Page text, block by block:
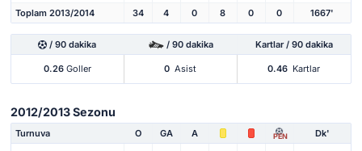
Toplam 2013/2014 34 4 0 8 0 0 1667'
/ 90 dakika / 90 dakika Kartlar / 90 dakika
0.26Goller 0 Asist 0.46 Kartlar
2012/2013 Sezonu
Turnuva O GA A PEN Dk'